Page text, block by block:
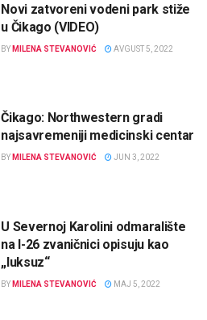
Novi zatvoreni vodeni park stiže
u Čikago (VIDEO)
BY MILENA STEVANOVIĆ AVGUST 5, 2022
Čikago: Northwestern gradi
najsavremeniji medicinski centar
BY MILENA STEVANOVIĆ JUN 3, 2022
U Severnoj Karolini odmaralište
na I-26 zvaničnici opisuju kao
„luksuz“
BY MILENA STEVANOVIĆ MAJ 5, 2022